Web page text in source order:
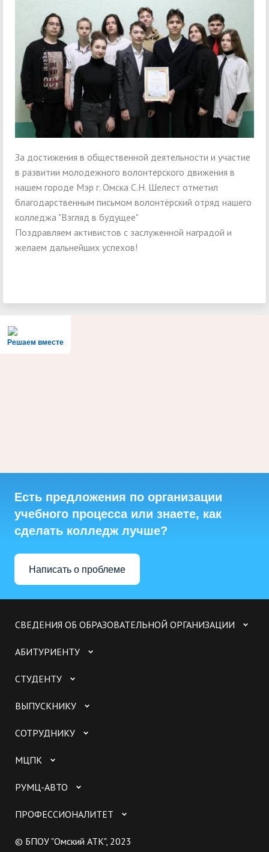
За достижения в общественной деятельности и участие
в развитии молодежного волонтерского движения в
нашем городе Мэр г. Омска С.Н. Шелест отметил
благодарственным письмом волонтёрский отряд нашего
колледжа "Взгляд в будущее"
Поздравляем активистов с заслуженной наградой и
желаем дальнейших успехов!
Решаем вместе
Есть предложения по организации
учебного процесса или знаете, как
сделать колледж лучше?
Написать о проблеме
СВЕДЕНИЯ ОБ ОБРАЗОВАТЕЛЬНОЙ ОРГАНИЗАЦИИ
АБИТУРИЕНТУ
СТУДЕНТУ
ВЫПУСКНИКУ
СОТРУДНИКУ
МЦПК
РУМЦ-АВТО
ПРОФЕССИОНАЛИТЕТ
© БПОУ "Омский АТК", 2023